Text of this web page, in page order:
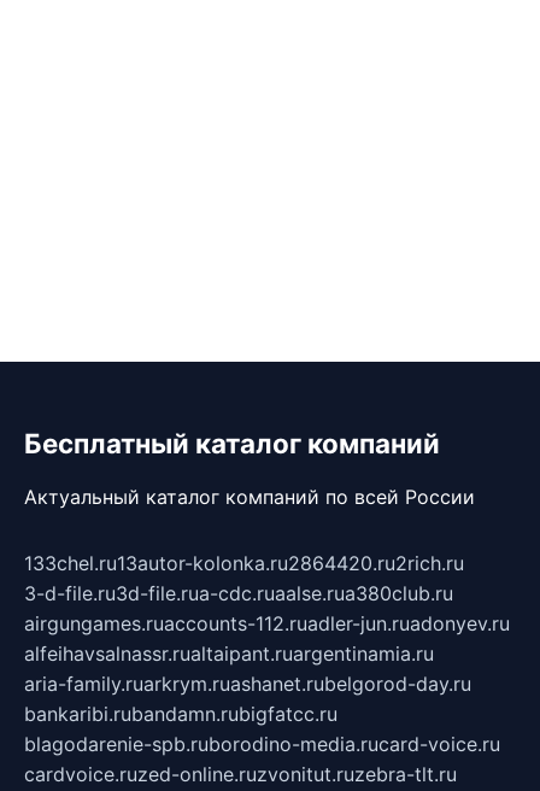
Бесплатный каталог компаний
Актуальный каталог компаний по всей России
133chel.ru13autor-kolonka.ru2864420.ru2rich.ru
3-d-file.ru3d-file.rua-cdc.ruaalse.rua380club.ru
airgungames.ruaccounts-112.ruadler-jun.ruadonyev.ru
alfeihavsalnassr.rualtaipant.ruargentinamia.ru
aria-family.ruarkrym.ruashanet.rubelgorod-day.ru
bankaribi.rubandamn.rubigfatcc.ru
blagodarenie-spb.ruborodino-media.rucard-voice.ru
cardvoice.ruzed-online.ruzvonitut.ruzebra-tlt.ru